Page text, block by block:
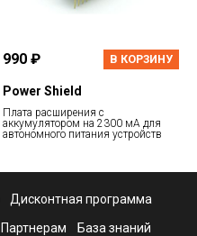
990 ₽ В КОРЗИНУ
Power Shield
Плата расширения с
аккумулятором на 2300 мА для
автономного питания устройств
Дисконтная программа
Партнерам База знаний